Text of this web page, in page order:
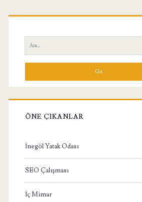
Birincil
Yan
Menü
Ara:
ÖNE ÇIKANLAR
İnegöl Yatak Odası
SEO Çalışması
İç Mimar